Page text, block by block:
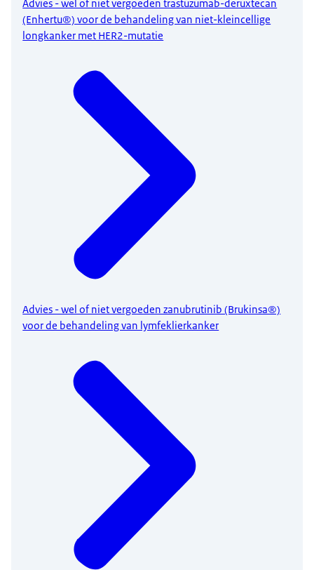
Advies - wel of niet vergoeden trastuzumab-deruxtecan
(Enhertu®) voor de behandeling van niet-kleincellige
longkanker met HER2-mutatie
Advies - wel of niet vergoeden zanubrutinib (Brukinsa®)
voor de behandeling van lymfeklierkanker